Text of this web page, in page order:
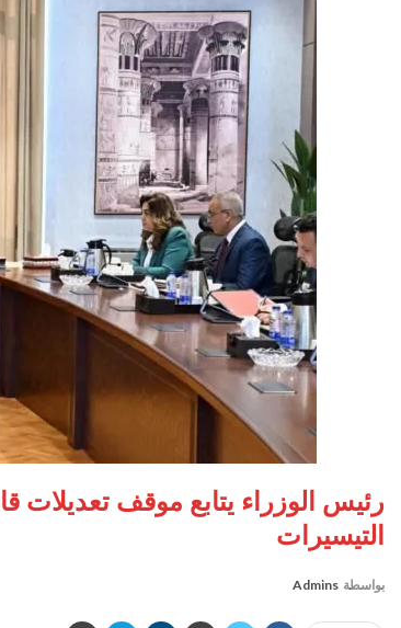
رئيس الوزراء يتابع موقف تعديلات
التيسيرات
بواسطة Admins